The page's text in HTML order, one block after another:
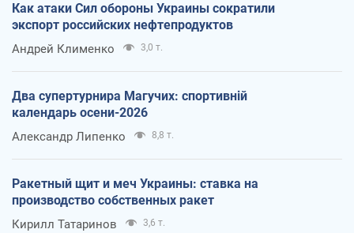
Как атаки Сил обороны Украины сократили
экспорт российских нефтепродуктов
Андрей Клименко 3,0 т.
Два супертурнира Магучих: спортивній
календарь осени-2026
Александр Липенко 8,8 т.
Ракетный щит и меч Украины: ставка на
производство собственных ракет
Кирилл Татаринов 3,6 т.